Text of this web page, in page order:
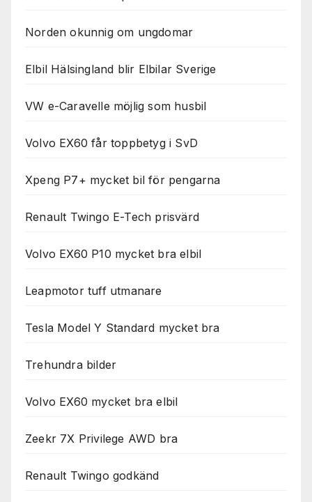
Norden okunnig om ungdomar
Elbil Hälsingland blir Elbilar Sverige
VW e-Caravelle möjlig som husbil
Volvo EX60 får toppbetyg i SvD
Xpeng P7+ mycket bil för pengarna
Renault Twingo E-Tech prisvärd
Volvo EX60 P10 mycket bra elbil
Leapmotor tuff utmanare
Tesla Model Y Standard mycket bra
Trehundra bilder
Volvo EX60 mycket bra elbil
Zeekr 7X Privilege AWD bra
Renault Twingo godkänd